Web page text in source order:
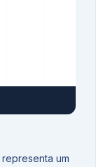
representa um